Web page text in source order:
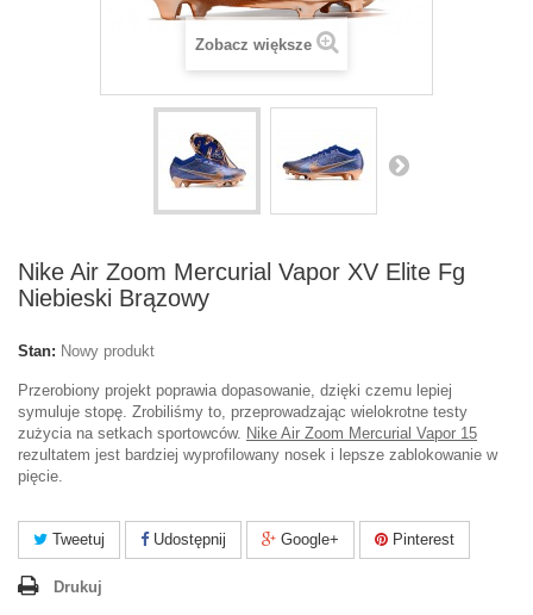
Zobacz większe
Nike Air Zoom Mercurial Vapor XV Elite Fg
Niebieski Brązowy
Stan: Nowy produkt
Przerobiony projekt poprawia dopasowanie, dzięki czemu lepiej
symuluje stopę. Zrobiliśmy to, przeprowadzając wielokrotne testy
zużycia na setkach sportowców. Nike Air Zoom Mercurial Vapor 15
rezultatem jest bardziej wyprofilowany nosek i lepsze zablokowanie w
pięcie.
Tweetuj Udostępnij Google+ Pinterest
Drukuj